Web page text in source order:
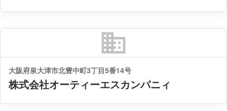
business
大阪府泉大津市北豊中町3丁目5番14号
株式会社オーティーエスカンパニィ